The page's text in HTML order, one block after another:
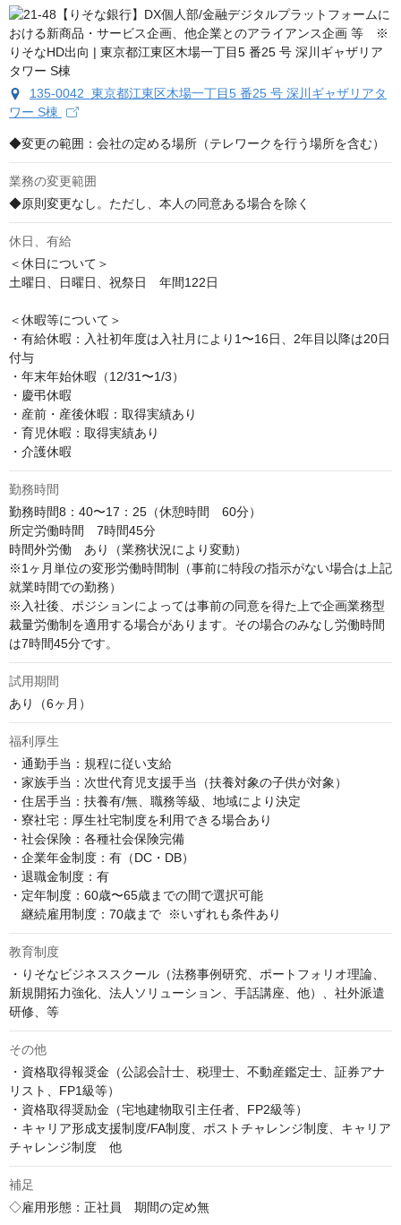
135-0042 東京都江東区木場一丁目5 番25 号 深川ギャザリアタ
ワー S棟
◆変更の範囲：会社の定める場所（テレワークを行う場所を含む）
業務の変更範囲
◆原則変更なし。ただし、本人の同意ある場合を除く
休日、有給
＜休日について＞
土曜日、日曜日、祝祭日　年間122日
＜休暇等について＞
・有給休暇：入社初年度は入社月により1〜16日、2年目以降は20日
付与
・年末年始休暇（12/31〜1/3）
・慶弔休暇
・産前・産後休暇：取得実績あり
・育児休暇：取得実績あり
・介護休暇
勤務時間
勤務時間8：40〜17：25（休憩時間　60分）
所定労働時間　7時間45分
時間外労働　あり（業務状況により変動）
※1ヶ月単位の変形労働時間制（事前に特段の指示がない場合は上記
就業時間での勤務）
※入社後、ポジションによっては事前の同意を得た上で企画業務型
裁量労働制を適用する場合があります。その場合のみなし労働時間
は7時間45分です。
試用期間
あり（6ヶ月）
福利厚生
・通勤手当：規程に従い支給
・家族手当：次世代育児支援手当（扶養対象の子供が対象）
・住居手当：扶養有/無、職務等級、地域により決定
・寮社宅：厚生社宅制度を利用できる場合あり
・社会保険：各種社会保険完備
・企業年金制度：有（DC・DB）
・退職金制度：有
・定年制度：60歳〜65歳までの間で選択可能
継続雇用制度：70歳まで  ※いずれも条件あり
教育制度
・りそなビジネススクール（法務事例研究、ポートフォリオ理論、
新規開拓力強化、法人ソリューション、手話講座、他）、社外派遣
研修、等
その他
・資格取得報奨金（公認会計士、税理士、不動産鑑定士、証券アナ
リスト、FP1級等）
・資格取得奨励金（宅地建物取引主任者、FP2級等）
・キャリア形成支援制度/FA制度、ポストチャレンジ制度、キャリア
チャレンジ制度　他
補足
◇雇用形態：正社員　期間の定め無